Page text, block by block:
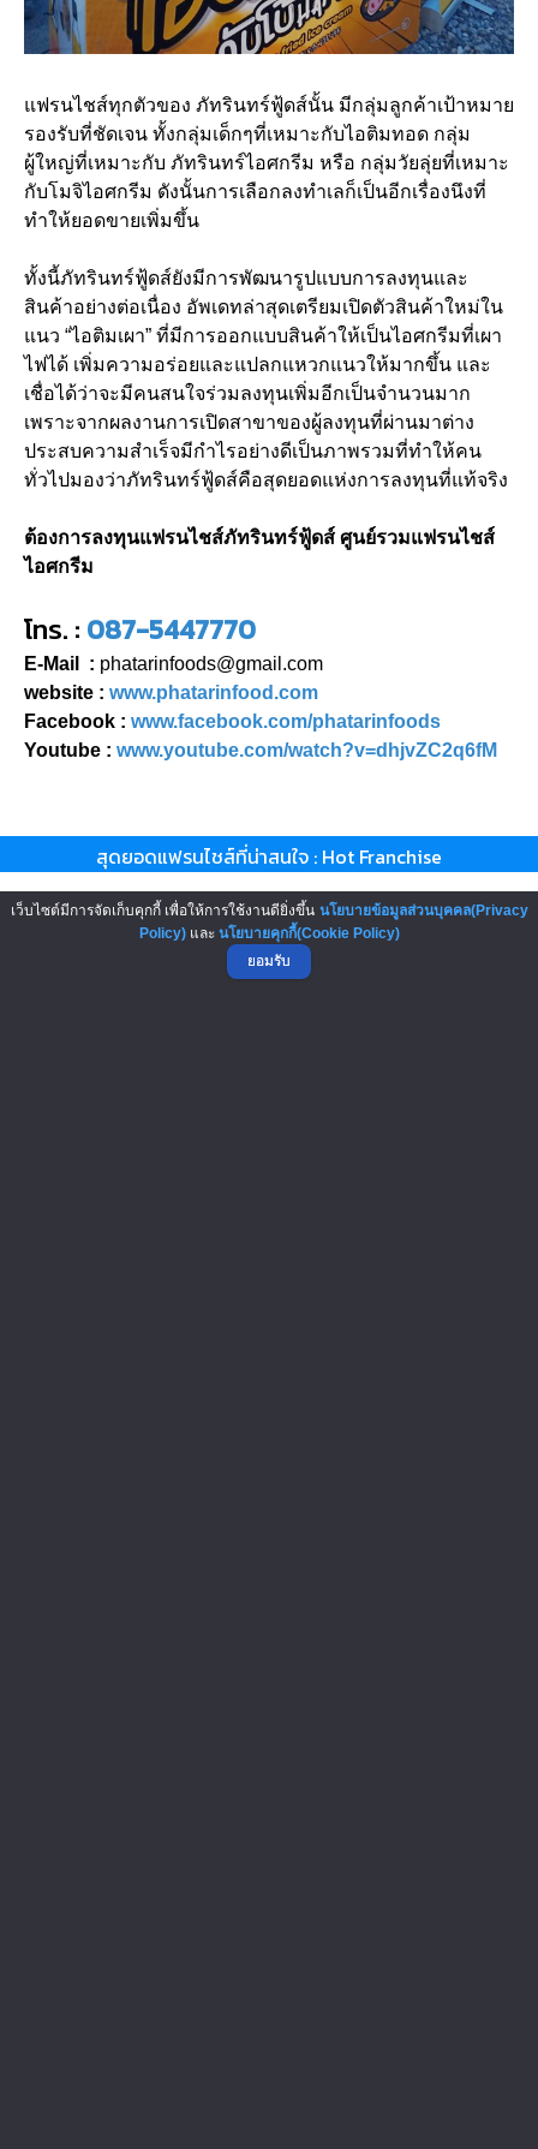
แฟรนไชส์ทุกตัวของ ภัทรินทร์ฟู้ดส์นั้น มีกลุ่มลูกค้าเป้าหมาย
รองรับที่ชัดเจน ทั้งกลุ่มเด็กๆที่เหมาะกับไอติมทอด กลุ่ม
ผู้ใหญ่ที่เหมาะกับ ภัทรินทร์ไอศกรีม หรือ กลุ่มวัยลุ่ยที่เหมาะ
กับโมจิไอศกรีม ดังนั้นการเลือกลงทำเลก็เป็นอีกเรื่องนึงที่
ทำให้ยอดขายเพิ่มขึ้น
ทั้งนี้ภัทรินทร์ฟู้ดส์ยังมีการพัฒนารูปแบบการลงทุนและ
สินค้าอย่างต่อเนื่อง อัพเดทล่าสุดเตรียมเปิดตัวสินค้าใหม่ใน
แนว “ไอติมเผา” ที่มีการออกแบบสินค้าให้เป็นไอศกรีมที่เผา
ไฟได้ เพิ่มความอร่อยและแปลกแหวกแนวให้มากขึ้น และ
เชื่อได้ว่าจะมีคนสนใจร่วมลงทุนเพิ่มอีกเป็นจำนวนมาก
เพราะจากผลงานการเปิดสาขาของผู้ลงทุนที่ผ่านมาต่าง
ประสบความสำเร็จมีกำไรอย่างดีเป็นภาพรวมที่ทำให้คน
ทั่วไปมองว่าภัทรินทร์ฟู้ดส์คือสุดยอดแห่งการลงทุนที่แท้จริง
ต้องการลงทุนแฟรนไชส์ภัทรินทร์ฟู้ดส์ ศูนย์รวมแฟรนไชส์
ไอศกรีม
โทร. : 087-5447770
E-Mail : phatarinfoods@gmail.com
website : www.phatarinfood.com
Facebook : www.facebook.com/phatarinfoods
Youtube : www.youtube.com/watch?v=dhjvZC2q6fM
สุดยอดแฟรนไชส์ที่น่าสนใจ : Hot Franchise
เว็บไซต์มีการจัดเก็บคุกกี้ เพื่อให้การใช้งานดียิ่งขึ้น นโยบายข้อมูลส่วนบุคคล(Privacy
Policy)และ นโยบายคุกกี้(Cookie Policy)
ยอมรับ